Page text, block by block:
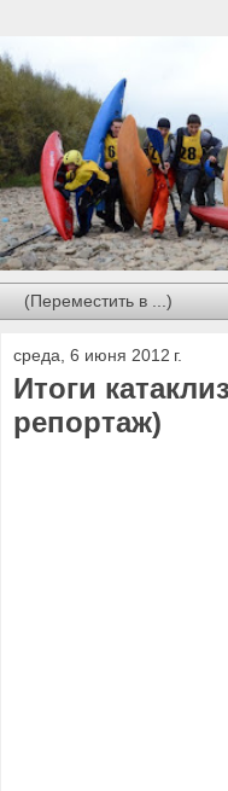
среда, 6 июня 2012 г.
Итоги
репортаж)